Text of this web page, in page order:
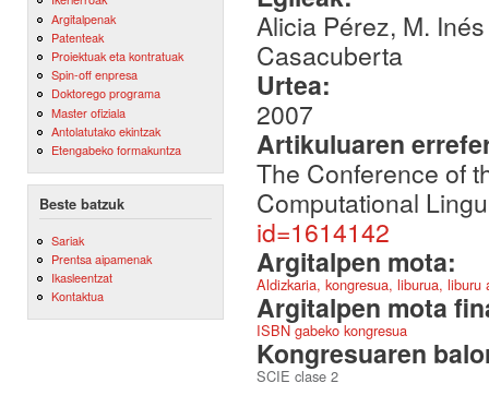
Argitalpenak
Patenteak
Proiektuak eta kontratuak
Spin-off enpresa
Doktorego programa
Master ofiziala
Antolatutako ekintzak
Etengabeko formakuntza
Beste batzuk
Sariak
Prentsa aipamenak
Ikasleentzat
Kontaktua
Alicia Pérez, M.
Casacuberta
Urtea:
2007
Artikuluaren
The Conference of
Computational
id=1614142
Argitalpen mota:
Aldizkaria, kongresua, liburua,
Argitalpen mota
ISBN gabeko kongresua
Kongresuaren
SCIE clase 2